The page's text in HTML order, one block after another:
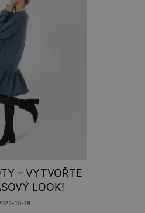
– VYTVOŘTE
LOOK!
10-18